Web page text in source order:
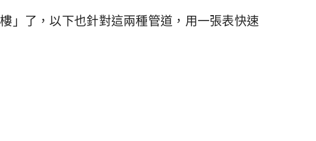
」了，以下也針對這兩種管道，用一張表快速